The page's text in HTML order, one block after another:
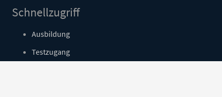
Schnellzugriff
Ausbildung
Testzugang